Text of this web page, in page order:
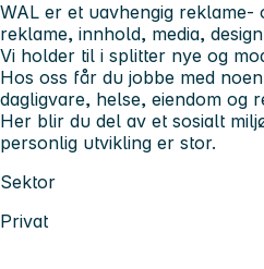
WAL er et uavhengig reklame-
reklame, innhold, media,
Vi holder til i splitter nye og
Hos oss får du jobbe med
dagligvare, helse, eiendom og
Her blir du del av et sosialt
personlig utvikling er stor.
Sektor
Privat